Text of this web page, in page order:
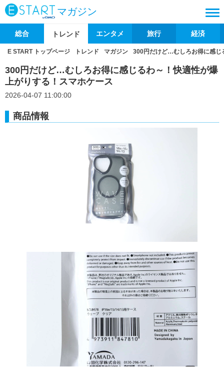
マガジン
総合 トレンド エンタメ 旅行 経済
E START トップページ トレンド マガジン 300円だけど…むしろお得に感じ
300円だけど…むしろお得に感じるわ～！快適性が爆
上がりする！スマホケース
2026-04-07 11:00:00
商品情報